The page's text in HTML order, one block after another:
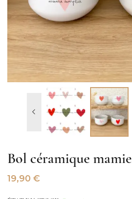
Bol céramique mamie
19,90 €